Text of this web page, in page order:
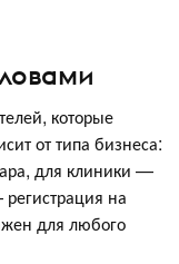
которые
от типа бизнеса:
для клиники —
на
для любого